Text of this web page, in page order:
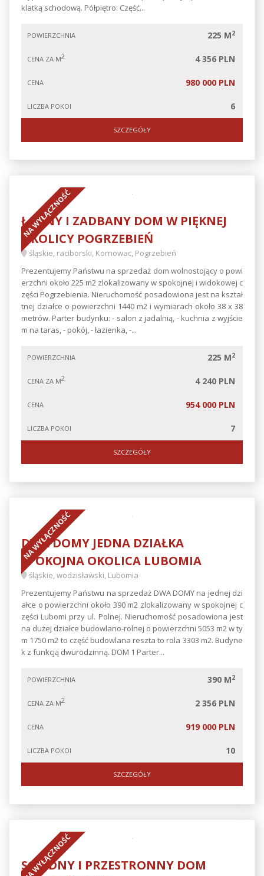
klatką schodową. Półpiętro: Część...
POWIERZCHNIA 225 M2
CENA ZA M2 4 356 PLN
CENA 980 000 PLN
LICZBA POKOI 6
SZCZEGÓŁY
NA WYŁĄCZNOŚĆ
ŁADNY I ZADBANY DOM W PIĘKNEJ
OKOLICY POGRZEBIEŃ
śląskie, raciborski, Kornowac, Pogrzebień
Prezentujemy Państwu na sprzedaż dom wolnostojący o powi
erzchni około 225 m2 zlokalizowany w spokojnej i widokowej c
zęści Pogrzebienia. Nieruchomość posadowiona jest na kształ
tnej działce o powierzchni 1440 m2 i wymiarach około 38 x 38
metrów. Parter budynku: - salon z jadalnią, - kuchnia z wyjście
m na taras, - pokój, - łazienka, -...
POWIERZCHNIA 225 M2
CENA ZA M2 4 240 PLN
CENA 954 000 PLN
LICZBA POKOI 7
SZCZEGÓŁY
NA WYŁĄCZNOŚĆ
DWA DOMY JEDNA DZIAŁKA
SPOKOJNA OKOLICA LUBOMIA
śląskie, wodzisławski, Lubomia
Prezentujemy Państwu na sprzedaż DWA DOMY na jednej dzi
ałce o powierzchni około 390 m2 zlokalizowany w spokojnej c
zęści Lubomi przy ul. Polnej. Nieruchomość posadowiona jest
na dużej działce budowlano-rolnej o powierzchni 5053 m2 w ty
m 1750 m2 to część budowlana reszta to rola 3303 m2. Budyne
k z funkcją dwurodzinną. DOM 1 Parter...
POWIERZCHNIA 390 M2
CENA ZA M2 2 356 PLN
CENA 919 000 PLN
LICZBA POKOI 10
SZCZEGÓŁY
NA WYŁĄCZNOŚĆ
SOLIDNY I PRZESTRONNY DOM